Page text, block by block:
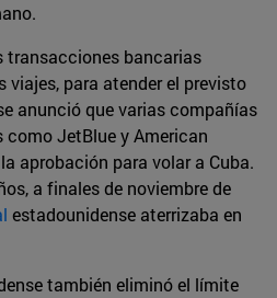
transacciones bancarias
viajes, para atender el previsto
anunció que varias compañías
como JetBlue y American
aprobación para volar a Cuba.
a finales de noviembre de
estadounidense aterrizaba en
también eliminó el límite